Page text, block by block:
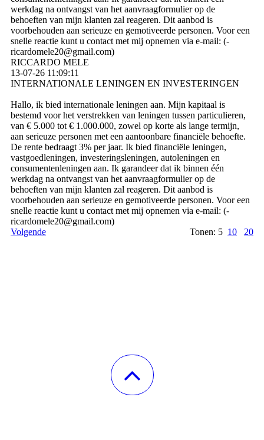
werkdag na ontvangst van het aanvraagformulier op de
behoeften van mijn klanten zal reageren. Dit aanbod is
voorbehouden aan serieuze en gemotiveerde personen. Voor een
snelle reactie kunt u contact met mij opnemen via e-mail: (­
ricardomele20@­gmail.­com)­
RICCARDO MELE
13-07-26 11:09:11
INTERNATIONALE LENINGEN EN INVESTERINGEN
Hallo, ik bied internationale leningen aan. Mijn kapitaal is
bestemd voor het verstrekken van leningen tussen particulieren,
van € 5.000 tot € 1.000.000, zowel op korte als lange termijn,
aan serieuze personen met een aantoonbare financiële behoefte.
De rente bedraagt ​​3% per jaar. Ik bied financiële leningen,
vastgoedleningen, investeringsleningen, autoleningen en
consumentenleningen aan. Ik garandeer dat ik binnen één
werkdag na ontvangst van het aanvraagformulier op de
behoeften van mijn klanten zal reageren. Dit aanbod is
voorbehouden aan serieuze en gemotiveerde personen. Voor een
snelle reactie kunt u contact met mij opnemen via e-mail: (­
ricardomele20@­gmail.­com)­
Volgende
Tonen: 5 10 20